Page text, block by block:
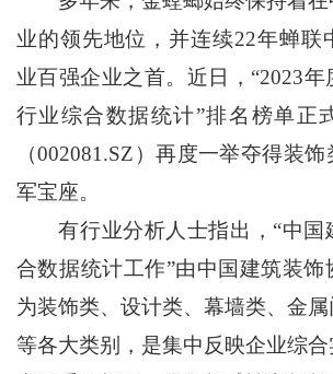
业的领先地位，并连续22年蝉联
业百强企业之首。近日，“2023
行业综合数据统计”排名榜单正
（002081.SZ）再度一举夺得装
军宝座。
有行业分析人士指出，“中国
合数据统计工作”由中国建筑装饰
为装饰类、设计类、幕墙类、金
等各大类别，是集中反映企业综